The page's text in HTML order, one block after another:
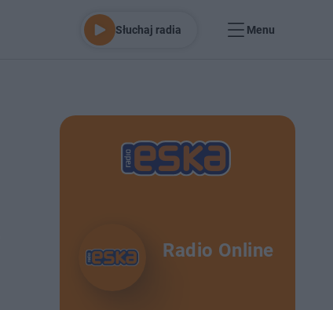
Słuchaj radia Menu
Radio Online